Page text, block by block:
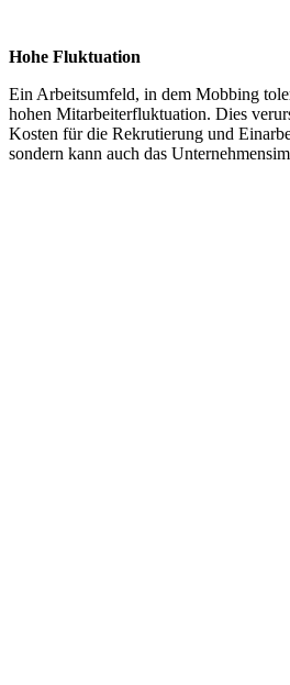
Hohe Fluktuation
Ein Arbeitsumfeld, in dem Mobbing
hohen Mitarbeiterfluktuation. Dies
Kosten für die Rekrutierung und
sondern kann auch das